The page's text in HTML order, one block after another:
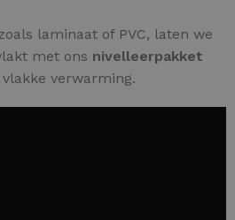
laminaat of PVC, laten we
met ons nivelleerpakket
verwarming.